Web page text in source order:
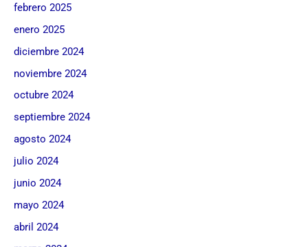
febrero 2025
enero 2025
diciembre 2024
noviembre 2024
octubre 2024
septiembre 2024
agosto 2024
julio 2024
junio 2024
mayo 2024
abril 2024